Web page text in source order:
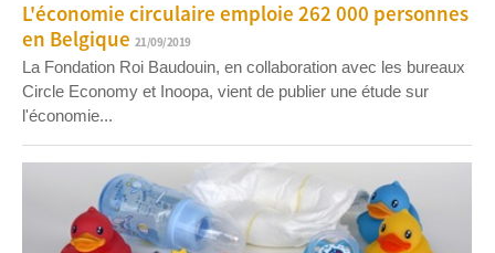
L'économie circulaire emploie 262 000 personnes
en Belgique 21/09/2019
La Fondation Roi Baudouin, en collaboration avec les bureaux
Circle Economy et Inoopa, vient de publier une étude sur
l'économie...